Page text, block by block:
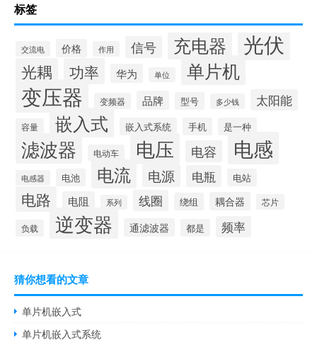
标签
交流电 价格 作用 信号 充电器 光伏
光耦 功率 华为 单位 单片机
变压器 变频器 品牌 型号 多少钱 太阳能
容量 嵌入式 嵌入式系统 手机 是一种
滤波器 电动车 电压 电容 电感
电感器 电池 电流 电源 电瓶 电站
电路 电阻 系列 线圈 绕组 耦合器 芯片
负载 逆变器 通滤波器 都是 频率
猜你想看的文章
单片机嵌入式
单片机嵌入式系统